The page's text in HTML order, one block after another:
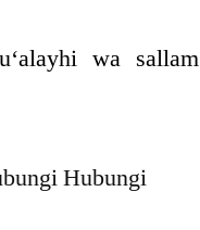
wa sallam